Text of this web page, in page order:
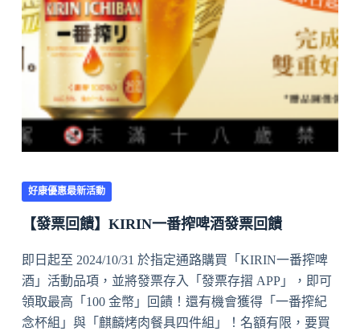
好康優惠最新活動
【發票回饋】KIRIN一番搾啤酒發票回饋
即日起至 2024/10/31 於指定通路購買「KIRIN一番搾啤
酒」活動品項，並將發票存入「發票存摺 APP」，即可
領取最高「100 金幣」回饋！還有機會獲得「一番搾紀
念杯組」與「麒麟烤肉餐具四件組」！名額有限，要買